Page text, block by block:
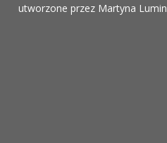
utworzone przez Martyna Lumin